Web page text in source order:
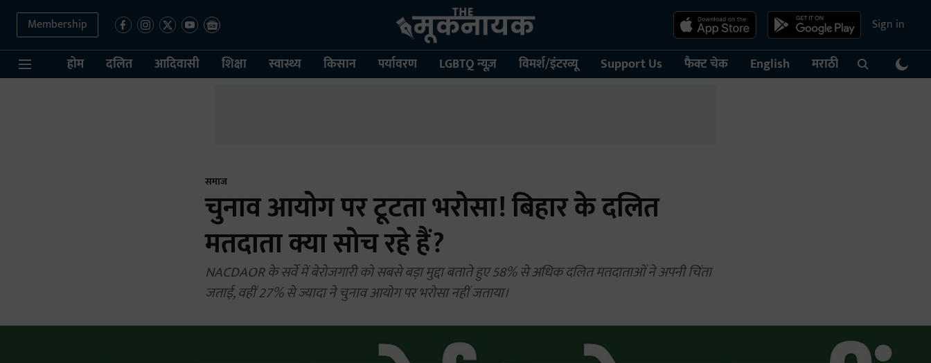
Membership Sign in
होम दलित आदिवासी शिक्षा स्वास्थ्य किसान पर्यावरण LGBTQ न्यूज़ विमर्श/इंटरव्यू Support Us फैक्ट चेक English मराठी
समाज
चुनाव आयोग पर टूटता भरोसा! बिहार के दलित
मतदाता क्या सोच रहे हैं?
NACDAOR के सर्वे में बेरोजगारी को सबसे बड़ा मुद्दा बताते हुए 58% से अधिक दलित मतदाताओं ने अपनी चिंता
जताई, वहीं 27% से ज्यादा ने चुनाव आयोग पर भरोसा नहीं जताया।